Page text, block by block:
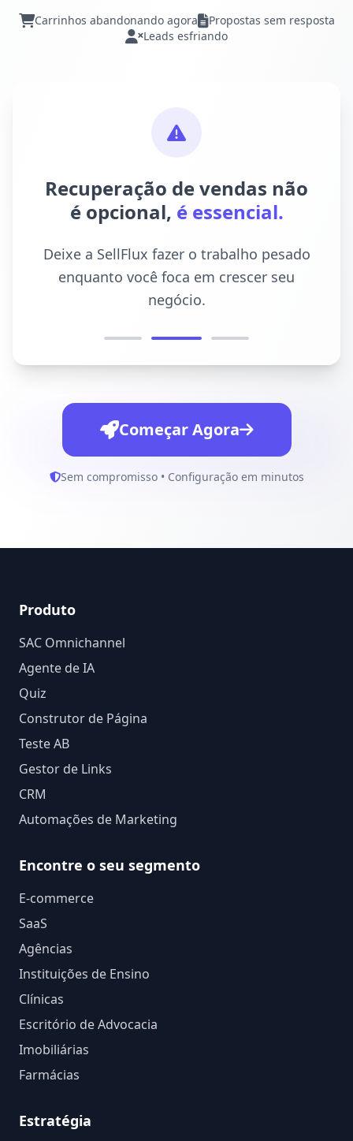
Carrinhos abandonando agora
Propostas sem resposta
Leads esfriando
Recuperação de vendas não
é opcional, é essencial.
Deixe a SellFlux fazer o trabalho pesado
enquanto você foca em crescer seu
negócio.
Começar Agora
Sem compromisso • Configuração em minutos
Produto
SAC Omnichannel
Agente de IA
Quiz
Construtor de Página
Teste AB
Gestor de Links
CRM
Automações de Marketing
Encontre o seu segmento
E-commerce
SaaS
Agências
Instituições de Ensino
Clínicas
Escritório de Advocacia
Imobiliárias
Farmácias
Estratégia